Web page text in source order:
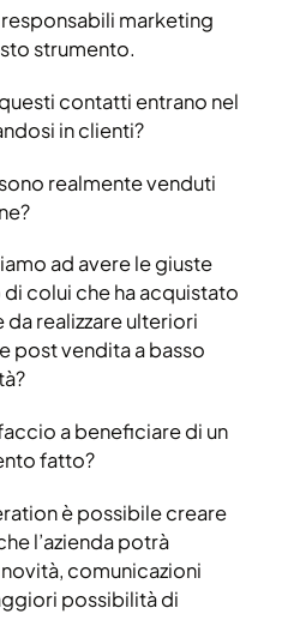
marketing
strumento.
contatti entrano nel
in clienti?
realmente venduti
ad avere le giuste
colui che ha acquistato
realizzare ulteriori
post vendita a basso
a beneficiare di un
fatto?
è possibile creare
l’azienda potrà
comunicazioni
possibilità di